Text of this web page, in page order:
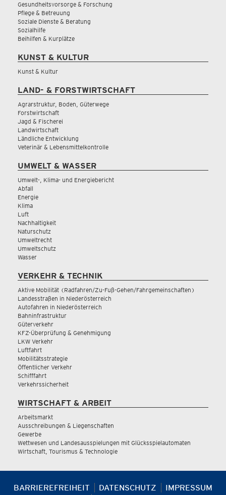
Gesundheitsvorsorge & Forschung
Pflege & Betreuung
Soziale Dienste & Beratung
Sozialhilfe
Beihilfen & Kurplätze
KUNST & KULTUR
Kunst & Kultur
LAND- & FORSTWIRTSCHAFT
Agrarstruktur, Boden, Güterwege
Forstwirtschaft
Jagd & Fischerei
Landwirtschaft
Ländliche Entwicklung
Veterinär & Lebensmittelkontrolle
UMWELT & WASSER
Umwelt-, Klima- und Energiebericht
Abfall
Energie
Klima
Luft
Nachhaltigkeit
Naturschutz
Umweltrecht
Umweltschutz
Wasser
VERKEHR & TECHNIK
Aktive Mobilität (Radfahren/Zu-Fuß-Gehen/Fahrgemeinschaften)
Landesstraßen in Niederösterreich
Autofahren in Niederösterreich
Bahninfrastruktur
Güterverkehr
KFZ-Überprüfung & Genehmigung
LKW Verkehr
Luftfahrt
Mobilitätsstrategie
Öffentlicher Verkehr
Schifffahrt
Verkehrssicherheit
WIRTSCHAFT & ARBEIT
Arbeitsmarkt
Ausschreibungen & Liegenschaften
Gewerbe
Wettwesen und Landesausspielungen mit Glücksspielautomaten
Wirtschaft, Tourismus & Technologie
BARRIEREFREIHEIT DATENSCHUTZ
IMPRESSUM